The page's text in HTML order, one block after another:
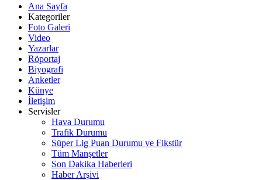
Ana Sayfa
Kategoriler
Foto Galeri
Video
Yazarlar
Röportaj
Biyografi
Anketler
Künye
İletişim
Servisler
Hava Durumu
Trafik Durumu
Süper Lig Puan Durumu ve Fikstür
Tüm Manşetler
Son Dakika Haberleri
Haber Arşivi